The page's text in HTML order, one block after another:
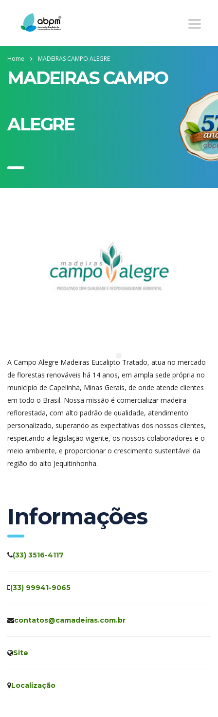
Home MADEIRAS CAMPO ALEGRE
MADEIRAS CAMPO
ALEGRE
A Campo Alegre Madeiras Eucalipto Tratado, atua no mercado
de florestas renováveis há 14 anos, em ampla sede própria no
município de Capelinha, Minas Gerais, de onde atende clientes
em todo o Brasil.​ Nossa missão é comercializar madeira
reflorestada, com alto padrão de qualidade, atendimento
personalizado, superando as expectativas dos nossos clientes,
respeitando a legislação vigente, os nossos colaboradores e o
meio ambiente, e proporcionar o crescimento sustentável da
região do alto Jequitinhonha.
Informações
(33) 3516-4117
(33) 99941-9065
contatos@camadeiras.com.br
Site
Localização